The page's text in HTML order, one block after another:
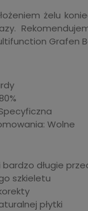
żelu
Grafen
Wolne
bardzo długie
szkieletu
płytki